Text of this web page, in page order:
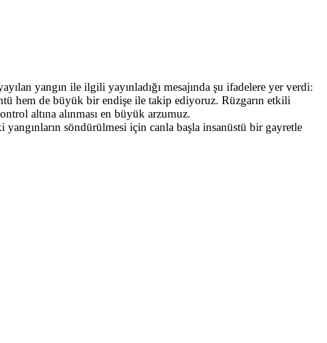
yangın ile ilgili yayınladığı mesajında şu ifadelere yer verdi:
hem de büyük bir endişe ile takip ediyoruz. Rüzgarın etkili
altına alınması en büyük arzumuz.
söndürülmesi için canla başla insanüstü bir gayretle